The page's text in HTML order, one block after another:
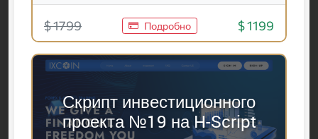
$ 1799 Подробно $ 1199
Скрипт инвестиционного
проекта №19 на H-Script